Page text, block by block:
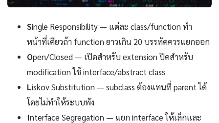
Single Responsibility — แต่ละ class/function ทำ
หน้าที่เดียวถ้า function ยาวเกิน 20 บรรทัดควรแยกออก
Open/Closed — เปิดสำหรับ extension ปิดสำหรับ
modification ใช้ interface/abstract class
Liskov Substitution — subclass ต้องแทนที่ parent ได้
โดยไม่ทำให้ระบบพัง
Interface Segregation — แยก interface ให้เล็กและ